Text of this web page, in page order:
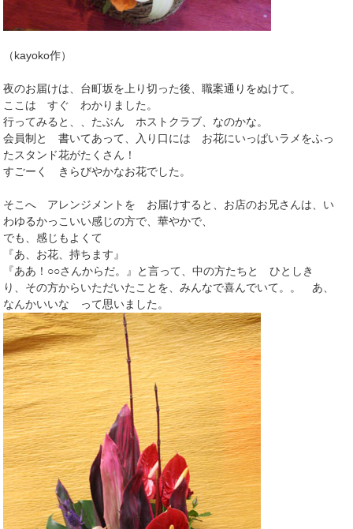
（kayoko作）
夜のお届けは、台町坂を上り切った後、職案通りをぬけて。
ここは すぐ わかりました。
行ってみると、、たぶん ホストクラブ、なのかな。
会員制と 書いてあって、入り口には お花にいっぱいラメをふっ
たスタンド花がたくさん！
すごーく きらびやかなお花でした。
そこへ アレンジメントを お届けすると、お店のお兄さんは、い
わゆるかっこいい感じの方で、華やかで、
でも、感じもよくて
『あ、お花、持ちます』
『ああ！○○さんからだ。』と言って、中の方たちと ひとしき
り、その方からいただいたことを、みんなで喜んでいて。。 あ、
なんかいいな って思いました。